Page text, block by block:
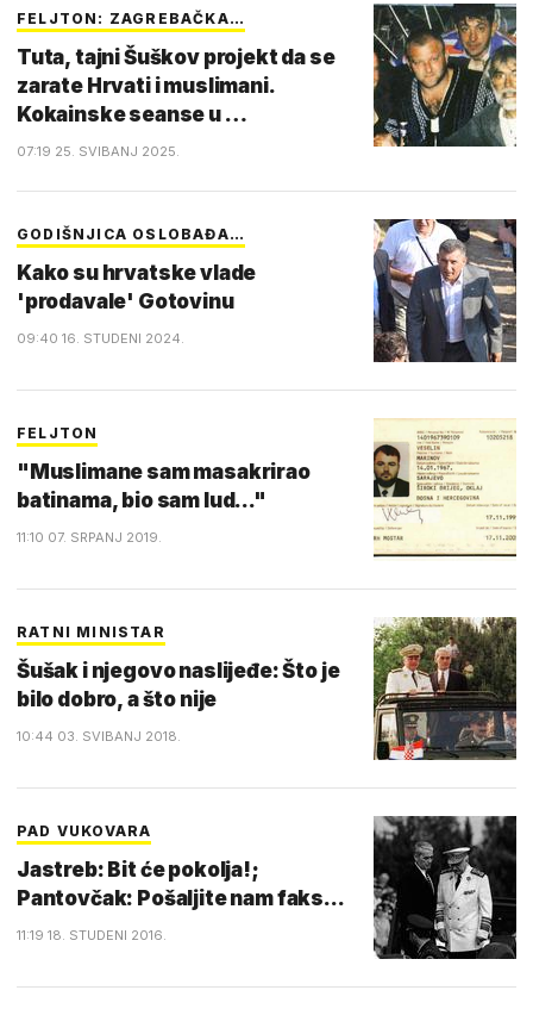
FELJTON: ZAGREBAČKA…
Tuta, tajni Šuškov projekt da se
zarate Hrvati i muslimani.
Kokainske seanse u …
07:19 25. SVIBANJ 2025.
GODIŠNJICA OSLOBAĐA…
Kako su hrvatske vlade
'prodavale' Gotovinu
09:40 16. STUDENI 2024.
FELJTON
"Muslimane sam masakrirao
batinama, bio sam lud..."
11:10 07. SRPANJ 2019.
RATNI MINISTAR
Šušak i njegovo naslijeđe: Što je
bilo dobro, a što nije
10:44 03. SVIBANJ 2018.
PAD VUKOVARA
Jastreb: Bit će pokolja!;
Pantovčak: Pošaljite nam faks...
11:19 18. STUDENI 2016.